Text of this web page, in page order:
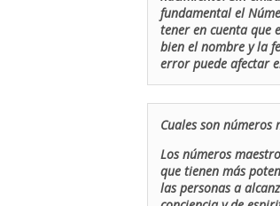
fundamental el
tener en cuenta que
bien el nombre y la
error puede afectar
Cuales son números
Los números
que tienen más
las personas a